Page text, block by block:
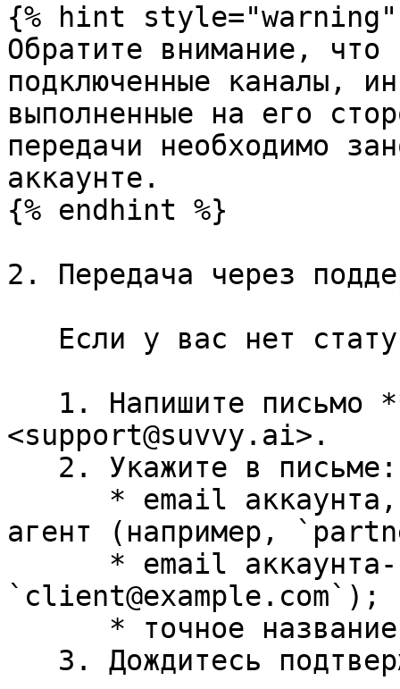
{% hint style="warning"
Обратите внимание, что
подключенные каналы,
выполненные на его
передачи необходимо
аккаунте.
{% endhint %}
2. Передача через
<support@suvvy.ai>.
агент (например,
`client@example.com`);